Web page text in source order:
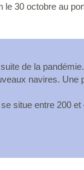
le 30 octobre au
de la pandémie.
navires. Une
situe entre 200 et